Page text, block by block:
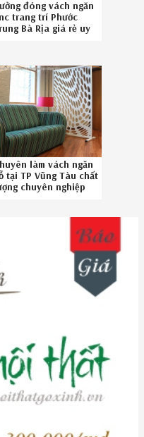
đóng vách ngăn
trang trí Phước
Bà Rịa giá rẻ uy
làm vách ngăn
tại TP Vũng Tàu chất
chuyên nghiệp